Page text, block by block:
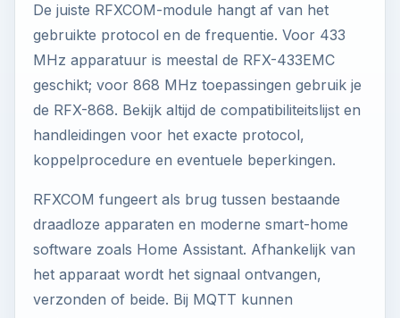
De juiste RFXCOM-module hangt af van het
gebruikte protocol en de frequentie. Voor 433
MHz apparatuur is meestal de RFX-433EMC
geschikt; voor 868 MHz toepassingen gebruik je
de RFX-868. Bekijk altijd de compatibiliteitslijst en
handleidingen voor het exacte protocol,
koppelprocedure en eventuele beperkingen.
RFXCOM fungeert als brug tussen bestaande
draadloze apparaten en moderne smart-home
software zoals Home Assistant. Afhankelijk van
het apparaat wordt het signaal ontvangen,
verzonden of beide. Bij MQTT kunnen